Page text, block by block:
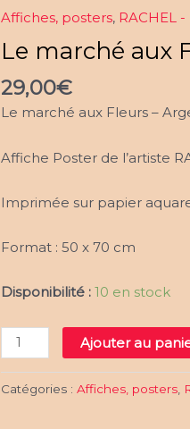
Affiches, posters, RACHEL
Le marché aux
29,00€
Le marché aux Fleurs –
Affiche Poster de l’artiste
Imprimée sur papier
Format : 50 x 70 cm
Disponibilité : 10 en stock
quantité
de
marché
Ajouter au
Catégories : Affiches, posters,